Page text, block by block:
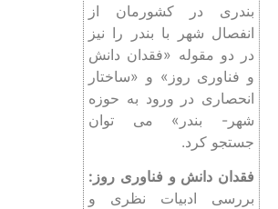
بندری در کشورمان از
انفصال شهر با بندر را نیز
در دو مقوله «فقدان دانش
و فناوری روز» و «ساختار
انحصاری در ورود به حوزه
شهر- بندر» می توان
جستجو کرد.
فقدان دانش و فناوری روز:
بررسی ادبیات نظری و